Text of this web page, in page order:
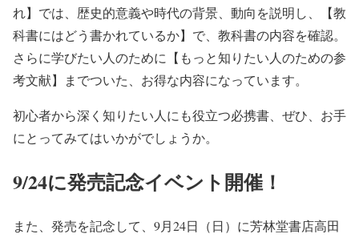
れ】では、歴史的意義や時代の背景、動向を説明し、【教
科書にはどう書かれているか】で、教科書の内容を確認。
さらに学びたい人のために【もっと知りたい人のための参
考文献】までついた、お得な内容になっています。
初心者から深く知りたい人にも役立つ必携書、ぜひ、お手
にとってみてはいかがでしょうか。
9/24に発売記念イベント開催！
また、発売を記念して、9月24日（日）に芳林堂書店高田